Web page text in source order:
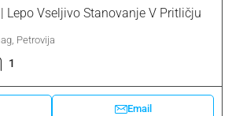
Lepo Vseljivo Stanovanje V Pritličju
Petrovija
1
Email